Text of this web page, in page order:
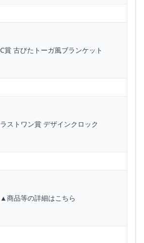
C賞 古びたトーガ風ブランケット
ラストワン賞 デザインクロック
▲商品等の詳細はこちら